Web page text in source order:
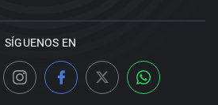
SÍGUENOS EN